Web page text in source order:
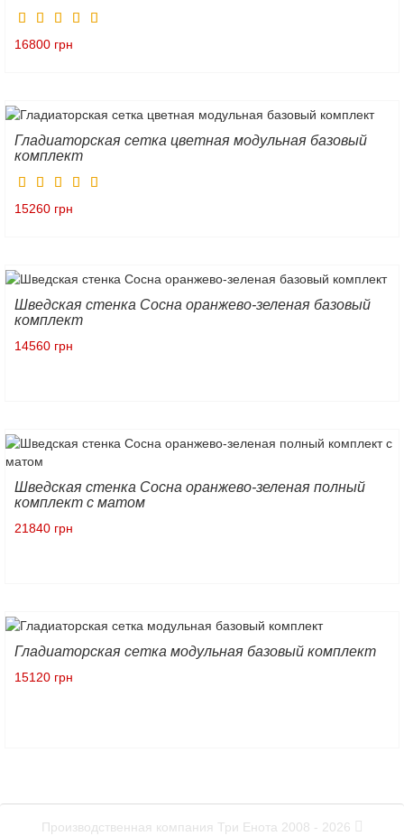
16800 грн
Гладиаторская сетка цветная модульная базовый
комплект
15260 грн
Шведская стенка Сосна оранжево-зеленая базовый
комплект
14560 грн
Шведская стенка Сосна оранжево-зеленая полный
комплект с матом
21840 грн
Гладиаторская сетка модульная базовый комплект
15120 грн
Производственная компания Три Енота 2008 - 2026